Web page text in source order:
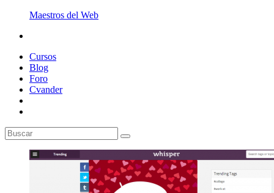
Maestros del Web
Cursos
Blog
Foro
Cvander